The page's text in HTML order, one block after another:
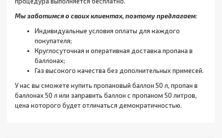
Мы заботимся о своих клиентах, поэтому предлагаем:
Индивидуальные условия оплаты для каждого
покупателя;
Круглосуточная и оперативная доставка пропана в
баллонах;
Газ высокого качества без дополнительных примесей.
У нас вы сможете купить пропановый баллон 50 л, пропан в
баллонах 50 л или заправить баллон с пропаном 50 литров,
цена которого будет отличаться демократичностью.